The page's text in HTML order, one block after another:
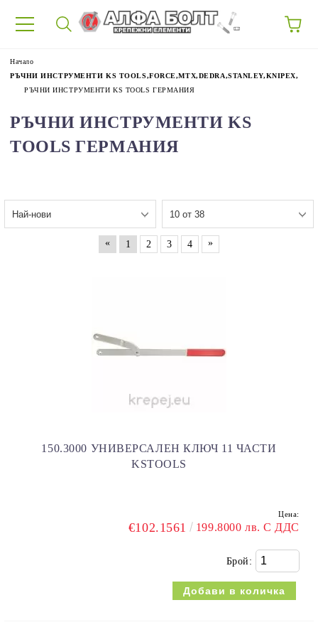
Начало
РЪЧНИ ИНСТРУМЕНТИ KS TOOLS,FORCE,MTX,DEDRA,STANLEY,KNIPEX,
РЪЧНИ ИНСТРУМЕНТИ KS TOOLS ГЕРМАНИЯ
РЪЧНИ ИНСТРУМЕНТИ KS
TOOLS ГЕРМАНИЯ
« 1 2 3 4 »
150.3000 УНИВЕРСАЛЕН КЛЮЧ 11 ЧАСТИ
KSTOOLS
Цена:
€102.1561 199.8000 лв. С ДДС
Брой: